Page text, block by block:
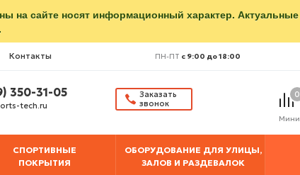
на сайте носят информационный характер.
Контакты ПН-ПТ с 9:00 до 18:00
350-31-05
tech.ru
Заказать
звонок
0
СПОРТИВНЫЕ
ПОКРЫТИЯ
ОБОРУДОВАНИЕ ДЛЯ УЛИЦЫ,
ЗАЛОВ И РАЗДЕВАЛОК